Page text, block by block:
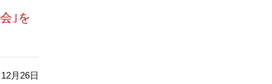
｣を
月26日